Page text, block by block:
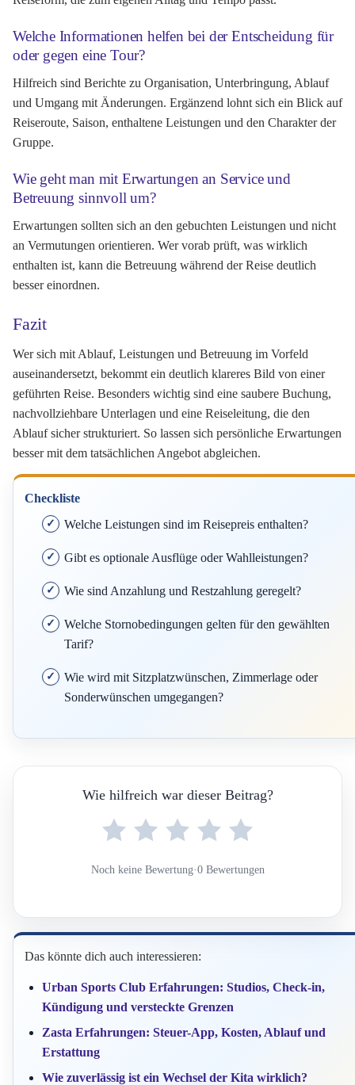
Welche Informationen helfen bei der Entscheidung für
oder gegen eine Tour?
Hilfreich sind Berichte zu Organisation, Unterbringung, Ablauf
und Umgang mit Änderungen. Ergänzend lohnt sich ein Blick auf
Reiseroute, Saison, enthaltene Leistungen und den Charakter der
Gruppe.
Wie geht man mit Erwartungen an Service und
Betreuung sinnvoll um?
Erwartungen sollten sich an den gebuchten Leistungen und nicht
an Vermutungen orientieren. Wer vorab prüft, was wirklich
enthalten ist, kann die Betreuung während der Reise deutlich
besser einordnen.
Fazit
Wer sich mit Ablauf, Leistungen und Betreuung im Vorfeld
auseinandersetzt, bekommt ein deutlich klareres Bild von einer
geführten Reise. Besonders wichtig sind eine saubere Buchung,
nachvollziehbare Unterlagen und eine Reiseleitung, die den
Ablauf sicher strukturiert. So lassen sich persönliche Erwartungen
besser mit dem tatsächlichen Angebot abgleichen.
Checkliste
Welche Leistungen sind im Reisepreis enthalten?
Gibt es optionale Ausflüge oder Wahlleistungen?
Wie sind Anzahlung und Restzahlung geregelt?
Welche Stornobedingungen gelten für den gewählten
Tarif?
Wie wird mit Sitzplatzwünschen, Zimmerlage oder
Sonderwünschen umgegangen?
Wie hilfreich war dieser Beitrag?
Noch keine Bewertung·0 Bewertungen
Das könnte dich auch interessieren:
Urban Sports Club Erfahrungen: Studios, Check-in,
Kündigung und versteckte Grenzen
Zasta Erfahrungen: Steuer-App, Kosten, Ablauf und
Erstattung
Wie zuverlässig ist ein Wechsel der Kita wirklich?